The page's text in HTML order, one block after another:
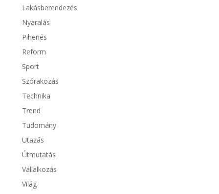
Lakásberendezés
Nyaralás
Pihenés
Reform
Sport
Szórakozás
Technika
Trend
Tudomány
Utazás
Útmutatás
Vállalkozás
Világ